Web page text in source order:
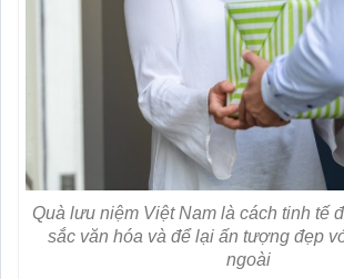
Quà lưu niệm Việt Nam là cách tinh tế
sắc văn hóa và để lại ấn tượng đẹp
ngoài